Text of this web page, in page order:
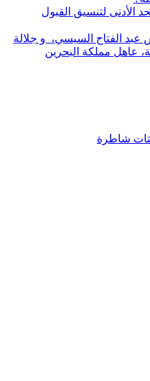
الأدنى لتنسيق القبول
عبد الفتاح السيسي، و جلالة
عاهل مملكة البحرين